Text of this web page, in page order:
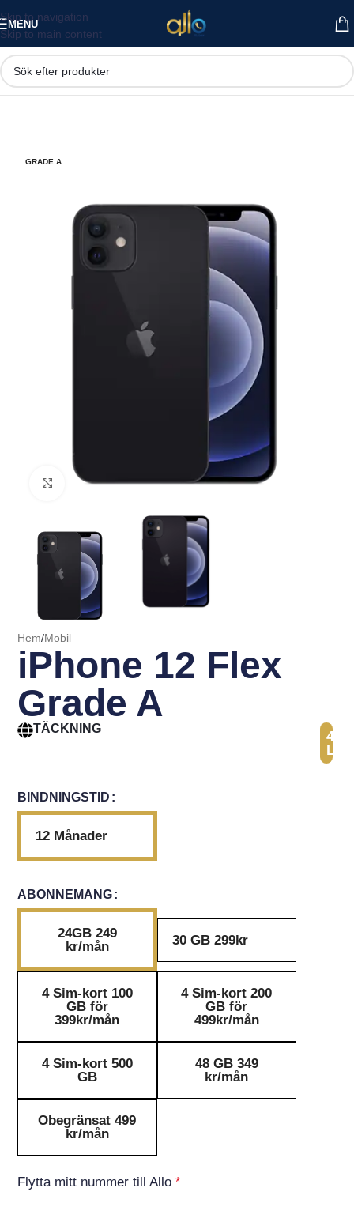
Skip to navigation
Skip to main content
MENU
Hem/Mobil
iPhone 12 Flex
Grade A
TÄCKNING
41
BINDNINGSTID
12 Månader
ABONNEMANG
24GB 249
kr/mån
30 GB 299kr
4 Sim-kort 100
GB för
399kr/mån
4 Sim-kort 200
GB för
499kr/mån
4 Sim-kort 500
GB
48 GB 349
kr/mån
Obegränsat 499
kr/mån
Flytta mitt nummer till Allo *
GRADE A
Click to enlarge